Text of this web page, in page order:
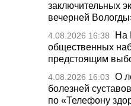
заключительных
вечерней
4.08.2026 16:38
На
общественных
предстоящим
4.08.2026 16:03
О
болезней
по «Телефону